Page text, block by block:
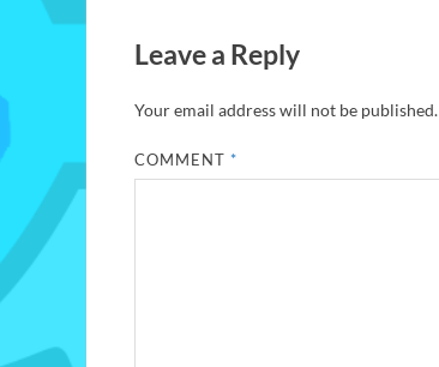
Leave a Reply
Your email address will not be published.
COMMENT*